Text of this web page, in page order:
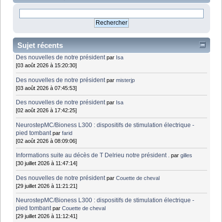
Sujet récents
Des nouvelles de notre président par Isa
[03 août 2026 à 15:20:30]
Des nouvelles de notre président parmisterjp
[03 août 2026 à 07:45:53]
Des nouvelles de notre président par Isa
[02 août 2026 à 17:42:25]
NeurostepMC/Bioness L300 : dispositifs de stimulation électrique -
pied tombant parfarid
[02 août 2026 à 08:09:06]
Informations suite au décès de T Delrieu notre président . pargilles
[30 juillet 2026 à 11:47:14]
Des nouvelles de notre président parCouette de cheval
[29 juillet 2026 à 11:21:21]
NeurostepMC/Bioness L300 : dispositifs de stimulation électrique -
pied tombant parCouette de cheval
[29 juillet 2026 à 11:12:41]